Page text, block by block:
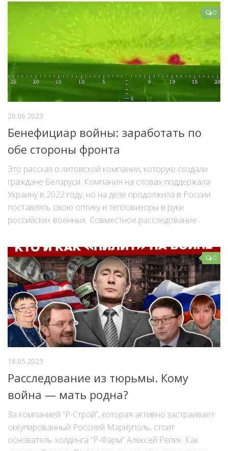
0
20.06.2023
Бенефициар войны: заработать по
обе стороны фронта
Это рассказ о литовской компании, которую создали
граждане Беларуси. Компания на словах поддержала
Украину в 2022 году, но на деле продолжила в России
поставлять свою оптику и тепловизоры в руки
российских военных. Совместное расследование...
0
16.05.2023
Расследование из тюрьмы. Кому
война — мать родна?
За компанией “Р-Строй”, которая активно застраивает
оккупированный Россией Мариуполь, стоит
основатель холдинга “Р-Фарм” Алексей Репик. Как